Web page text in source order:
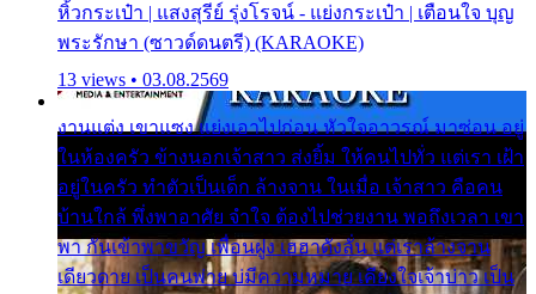
หิ้วกระเป๋า | แสงสุรีย์ รุ่งโรจน์ - แย่งกระเป๋า | เตือนใจ บุญ
พระรักษา (ซาวด์ดนตรี) (KARAOKE)
13 views • 03.08.2569
งานแต่ง เขาแซง แย่งเอาไปก่อน หัวใจอาวรณ์ มาซ่อน อยู่
ในห้องครัว ข้างนอกเจ้าสาว ส่งยิ้ม ให้คนไปทั่ว แต่เรา เฝ้า
อยู่ในครัว ทำตัวเป็นเด็ก ล้างจาน ในเมื่อ เจ้าสาว คือคน
บ้านใกล้ พึ่งพาอาศัย จำใจ ต้องไปช่วยงาน พอถึงเวลา เขา
พา กันเข้าพาขวัญ เพื่อนฝูง เฮฮาดังลั่น แต่เราล้างจาน
เดียวดาย เป็นคนพ่าย บ่มีความหมาย เคียงใจเจ้าบ่าว เป็น